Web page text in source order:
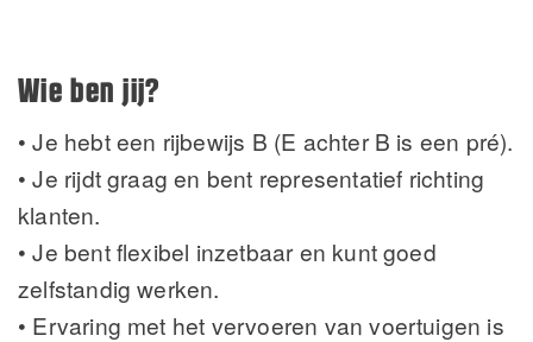
Wie ben jij?
• Je hebt een rijbewijs B (E achter B is een pré).
• Je rijdt graag en bent representatief richting
klanten.
• Je bent flexibel inzetbaar en kunt goed
zelfstandig werken.
• Ervaring met het vervoeren van voertuigen is